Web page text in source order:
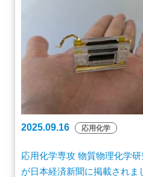
2025.09.16 応用化学
応用化学専攻 物質物理化学
が日本経済新聞に掲載されま